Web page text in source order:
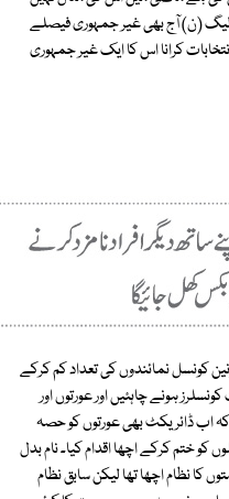
(ن) آج بھی غیر جمہوری فیصلے
کرانا اس کا ایک غیر جمہوری
کونسل نمائندوں کی تعداد کم کرکے
ہونے چاہئیں اور عورتوں اور
کہ اب ڈائریکٹ بھی عورتوں کو حصہ
ختم کرکے اچھا اقدام کیا۔ نام بدل
کا نظام اچھا تھا لیکن سابق نظام